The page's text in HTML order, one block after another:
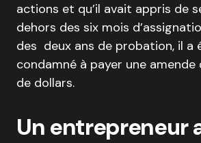
actions et qu’il avait appris de
dehors des six mois
des deux ans de probation, il a
condamné à payer une amende
de dollars.
Un entrepreneur